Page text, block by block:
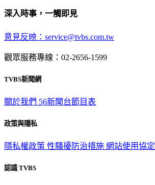
深入時事，一觸即見
意見反映：service@tvbs.com.tw
觀眾服務專線：02-2656-1599
TVBS新聞網
關於我們 56新聞台節目表
政策與隱私
隱私權政策 性騷擾防治措施 網站使用協定
認識 TVBS